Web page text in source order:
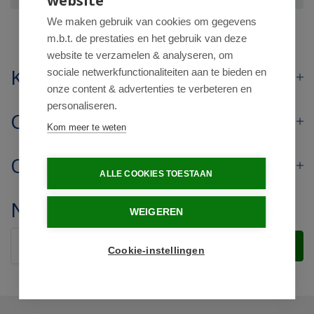
Klantenservice
Contact
Openingstijden
Nieuwsbrief
We maken gebruik van cookies om gegevens
m.b.t. de prestaties en het gebruik van deze
website te verzamelen & analyseren, om
sociale netwerkfunctionaliteiten aan te bieden en
onze content & advertenties te verbeteren en
personaliseren.
Kom meer te weten
ALLE COOKIES TOESTAAN
WEIGEREN
Cookie-instellingen